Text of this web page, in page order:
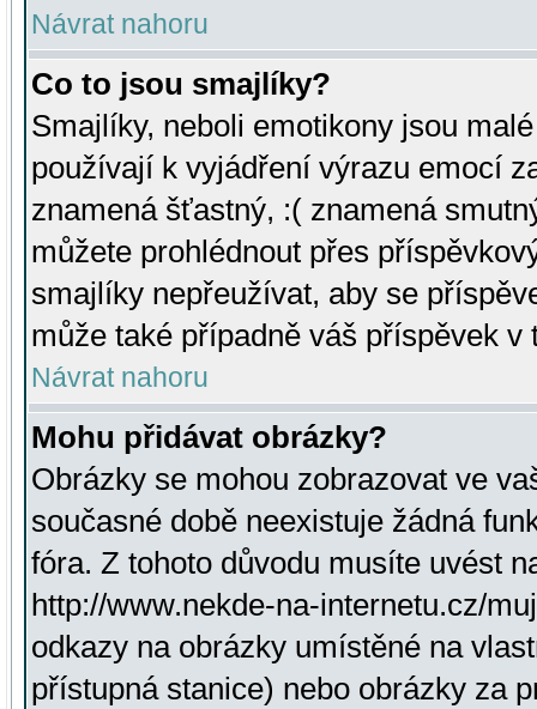
Návrat nahoru
Co to jsou smajlíky?
Smajlíky, neboli emotikony jsou
používají k vyjádření výrazu emocí
znamená šťastný, :( znamená
můžete prohlédnout přes
smajlíky nepřeužívat, aby se
může také případně váš příspěvek v
Návrat nahoru
Mohu přidávat obrázky?
Obrázky se mohou zobrazovat ve
současné době neexistuje žádná
fóra. Z tohoto důvodu musíte uvést
http://www.nekde-na-internetu.cz/
odkazy na obrázky umístěné na
přístupná stanice) nebo obrázky za